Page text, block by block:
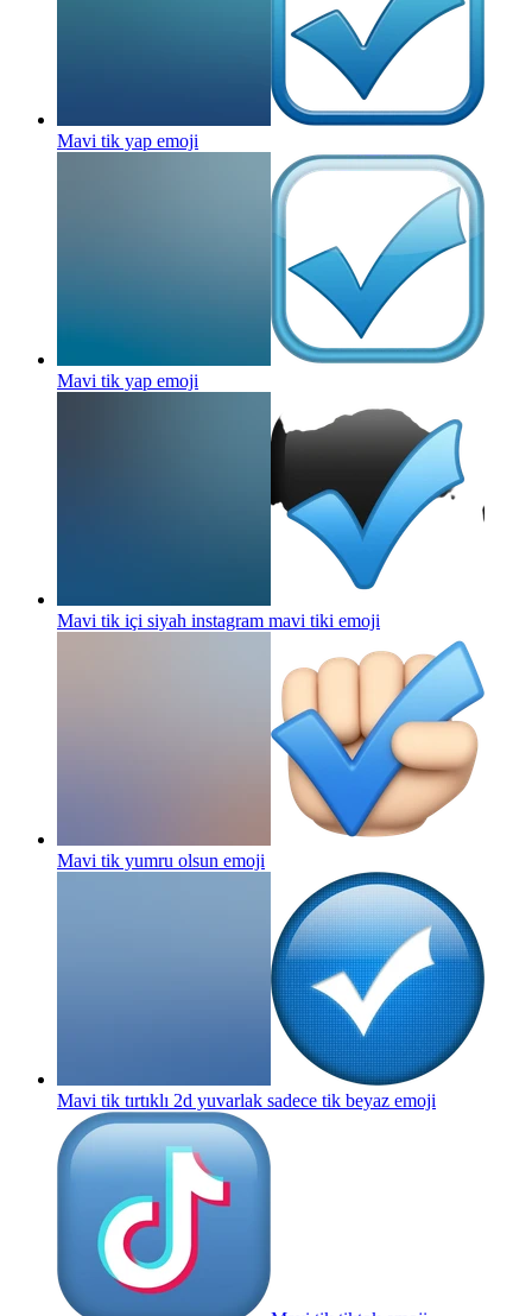
Mavi tik yap emoji
Mavi tik yap emoji
Mavi tik içi siyah instagram mavi tiki emoji
Mavi tik yumru olsun emoji
Mavi tik tırtıklı 2d yuvarlak sadece tik beyaz emoji